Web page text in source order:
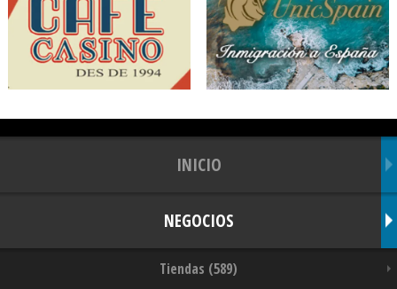
INICIO
NEGOCIOS
Tiendas (589)